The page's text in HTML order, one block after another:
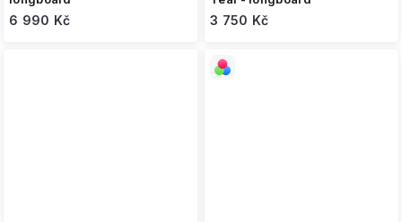
6 990 Kč 3 750 Kč